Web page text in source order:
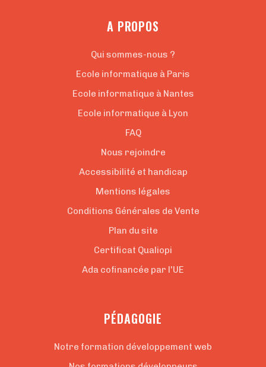
A PROPOS
Qui sommes-nous ?
Ecole informatique à Paris
Ecole informatique à Nantes
Ecole informatique à Lyon
FAQ
Nous rejoindre
Accessibilité et handicap
Mentions légales
Conditions Générales de Vente
Plan du site
Certificat Qualiopi
Ada cofinancée par l'UE
PÉDAGOGIE
Notre formation développement web